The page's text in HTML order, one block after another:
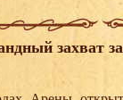
захват